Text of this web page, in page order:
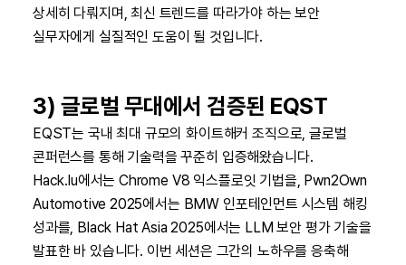
상세히 다뤄지며, 최신 트렌드를 따라가야 하는 보안
실무자에게 실질적인 도움이 될 것입니다.
3) 글로벌 무대에서 검증된 EQST
EQST는 국내 최대 규모의 화이트해커 조직으로, 글로벌
콘퍼런스를 통해 기술력을 꾸준히 입증해왔습니다.
Hack.lu에서는 Chrome V8 익스플로잇 기법을, Pwn2Own
Automotive 2025에서는 BMW 인포테인먼트 시스템 해킹
성과를, Black Hat Asia 2025에서는 LLM 보안 평가 기술을
발표한 바 있습니다. 이번 세션은 그간의 노하우를 응축해